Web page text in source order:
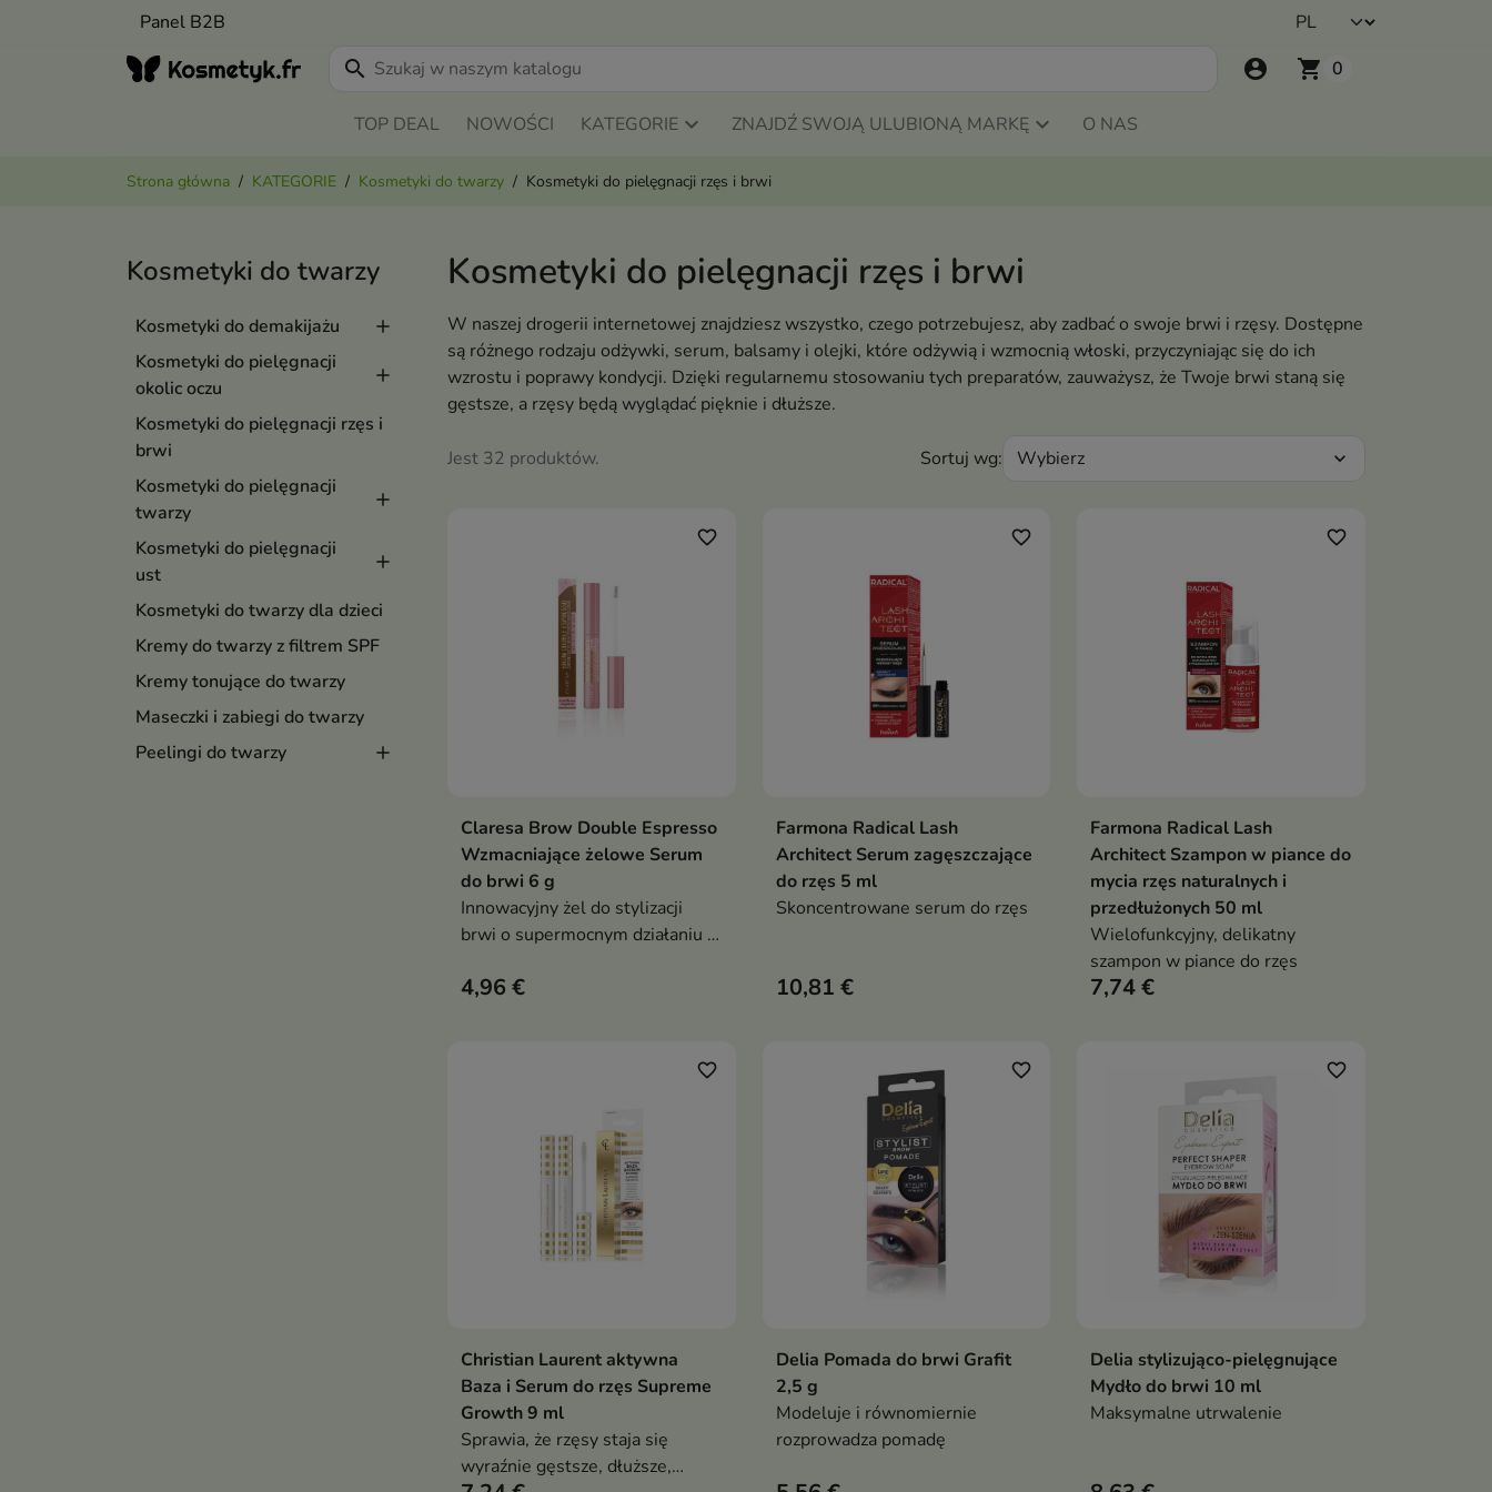
Panel B2B
search account_circle shopping_cart 0
TOP DEAL NOWOŚCI KATEGORIE ZNAJDŹ SWOJĄ ULUBIONĄ MARKĘ O NAS
Strona główna KATEGORIE Kosmetyki do twarzy Kosmetyki do pielęgnacji rzęs i brwi
Kosmetyki do twarzy
Kosmetyki do demakijażu
Kosmetyki do pielęgnacji
okolic oczu
Kosmetyki do pielęgnacji rzęs i
brwi
Kosmetyki do pielęgnacji
twarzy
Kosmetyki do pielęgnacji
ust
Kosmetyki do twarzy dla dzieci
Kremy do twarzy z filtrem SPF
Kremy tonujące do twarzy
Maseczki i zabiegi do twarzy
Peelingi do twarzy
Kosmetyki do pielęgnacji rzęs i brwi
W naszej drogerii internetowej znajdziesz wszystko, czego potrzebujesz, aby zadbać o swoje brwi i rzęsy. Dostępne
są różnego rodzaju odżywki, serum, balsamy i olejki, które odżywią i wzmocnią włoski, przyczyniając się do ich
wzrostu i poprawy kondycji. Dzięki regularnemu stosowaniu tych preparatów, zauważysz, że Twoje brwi staną się
gęstsze, a rzęsy będą wyglądać pięknie i dłuższe.
Jest 32 produktów. Sortuj wg: Wybierz expand_more
Dodaj do koszyka
favorite_border
Claresa Brow Double Espresso
Wzmacniające żelowe Serum
do brwi 6 g
Innowacyjny żel do stylizacji
brwi o supermocnym działaniu i
4,96 €
Dodaj do koszyka
favorite_border
Farmona Radical Lash
Architect Serum zagęszczające
do rzęs 5 ml
Skoncentrowane serum do rzęs
10,81 €
Dodaj do koszyka
favorite_border
Farmona Radical Lash
Architect Szampon w piance do
mycia rzęs naturalnych i
przedłużonych 50 ml
Wielofunkcyjny, delikatny
szampon w piance do rzęs
7,74 €
Dodaj do koszyka
favorite_border
Christian Laurent aktywna
Baza i Serum do rzęs Supreme
Growth 9 ml
Sprawia, że rzęsy staja się
wyraźnie gęstsze, dłuższe,
Dodaj do koszyka
favorite_border
Delia Pomada do brwi Grafit
2,5 g
Modeluje i równomiernie
rozprowadza pomadę
Dodaj do koszyka
favorite_border
Delia stylizująco-pielęgnujące
Mydło do brwi 10 ml
Maksymalne utrwalenie